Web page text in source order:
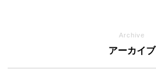
Archive
アーカイブ